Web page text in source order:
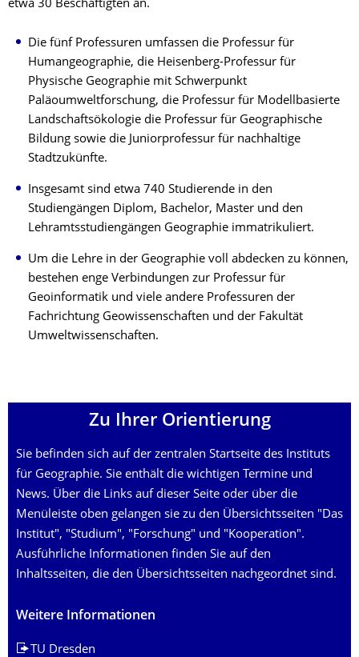
etwa 30 Beschäftigten an.
Die fünf Professuren umfassen die Professur für
Humangeographie, die Heisenberg-Professur für
Physische Geographie mit Schwerpunkt
Paläoumweltforschung, die Professur für Modellbasierte
Landschaftsökologie die Professur für Geographische
Bildung sowie die Juniorprofessur für nachhaltige
Stadtzukünfte.
Insgesamt sind etwa 740 Studierende in den
Studiengängen Diplom, Bachelor, Master und den
Lehramtsstudiengängen Geographie immatrikuliert.
Um die Lehre in der Geographie voll abdecken zu können,
bestehen enge Verbindungen zur Professur für
Geoinformatik und viele andere Professuren der
Fachrichtung Geowissenschaften und der Fakultät
Umweltwissenschaften.
Zu Ihrer Orientierung
Sie befinden sich auf der zentralen Startseite des Instituts
für Geographie. Sie enthält die wichtigen Termine und
News. Über die Links auf dieser Seite oder über die
Menüleiste oben gelangen sie zu den Übersichtsseiten "Das
Institut", "Studium", "Forschung" und "Kooperation".
Ausführliche Informationen finden Sie auf den
Inhaltsseiten, die den Übersichtsseiten nachgeordnet sind.
Weitere Informationen
TU Dresden